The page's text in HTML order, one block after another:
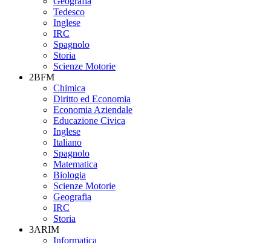
Tedesco
Inglese
IRC
Spagnolo
Storia
Scienze Motorie
2BFM
Chimica
Diritto ed Economia
Economia Aziendale
Educazione Civica
Inglese
Italiano
Spagnolo
Matematica
Biologia
Scienze Motorie
Geografia
IRC
Storia
3ARIM
Informatica